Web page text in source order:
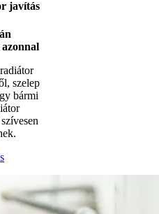
javítás
azonnal
szelep
bármi